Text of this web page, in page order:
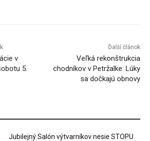
v
5.
Ďalší článok
Veľká rekonštrukcia
chodníkov v Petržalke: Lúky
sa dočkajú obnovy
Jubilejný Salón výtvarníkov nesie STOPU